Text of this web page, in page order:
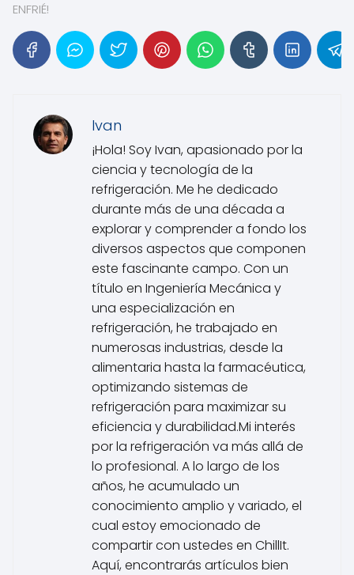
ENFRIÉ!
Ivan
¡Hola! Soy Ivan, apasionado por la
ciencia y tecnología de la
refrigeración. Me he dedicado
durante más de una década a
explorar y comprender a fondo los
diversos aspectos que componen
este fascinante campo. Con un
título en Ingeniería Mecánica y
una especialización en
refrigeración, he trabajado en
numerosas industrias, desde la
alimentaria hasta la farmacéutica,
optimizando sistemas de
refrigeración para maximizar su
eficiencia y durabilidad.Mi interés
por la refrigeración va más allá de
lo profesional. A lo largo de los
años, he acumulado un
conocimiento amplio y variado, el
cual estoy emocionado de
compartir con ustedes en ChillIt.
Aquí, encontrarás artículos bien